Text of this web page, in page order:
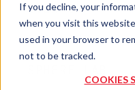
If you decline, your
when you visit this
used in your browser to
not to be tracked.
COOKIES
EVENTS
TRAINING